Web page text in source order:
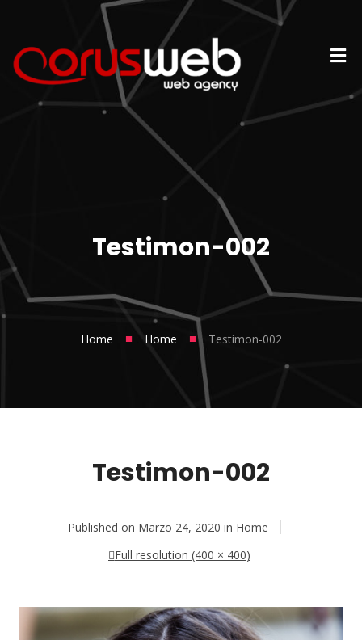
Testimon-002
Home ■ Home ■ Testimon-002
Testimon-002
Published on Marzo 24, 2020 in Home
Full resolution (400 × 400)